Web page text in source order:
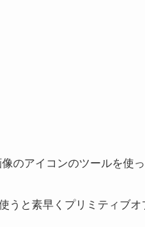
のアイコンのツールを使
うと素早くプリミティブオ